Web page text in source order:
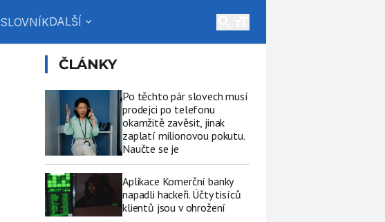
SLOVNÍKDALŠÍ expand_more
ČLÁNKY
Po těchto pár slovech musí
prodejci po telefonu
okamžitě zavěsit, jinak
zaplatí milionovou pokutu.
Naučte se je
Aplikace Komerční banky
napadli hackeři. Účty tisíců
klientů jsou v ohrožení